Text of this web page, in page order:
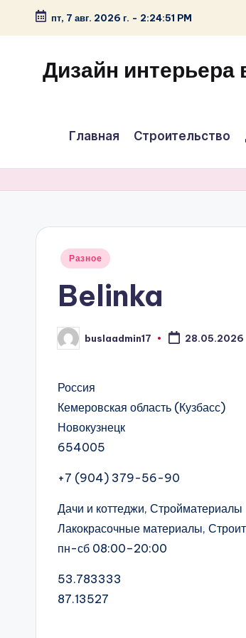
Перейти
содержимому
пт, 7 авг. 2026 г. - 2:24:51 PM
Дизайн
Главная Строительство
Опубликовано
Разное
Belinka
Запись
от
buslaadmin17 28.05.2026
Россия
Кемеровская область (Кузбасс)
Новокузнецк
654005
+7 (904) 379-56-90
Дачи и коттеджи, Стройматериалы
Лакокрасочные материалы,
пн-сб 08:00–20:00
53.783333
87.13527